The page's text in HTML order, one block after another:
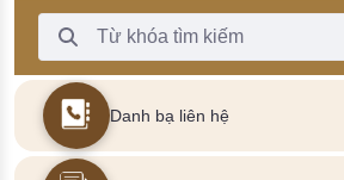
Thanh Tìm kiếm
Danh bạ liên hệ